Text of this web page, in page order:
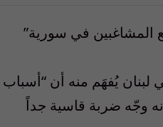
المشاغبين في سورية”
لبنان يُفهَم منه أن “أسباب
وجّه ضربة قاسية جداً